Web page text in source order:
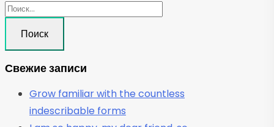
Найти:
Свежие записи
Grow familiar with the countless
indescribable forms